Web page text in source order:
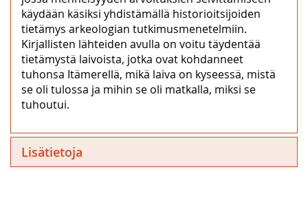
käydään käsiksi yhdistämällä historioitsijoiden
tietämys arkeologian tutkimusmenetelmiin.
Kirjallisten lähteiden avulla on voitu täydentää
tietämystä laivoista, jotka ovat kohdanneet
tuhonsa Itämerellä, mikä laiva on kyseessä, mistä
se oli tulossa ja mihin se oli matkalla, miksi se
tuhoutui.
Lisätietoja